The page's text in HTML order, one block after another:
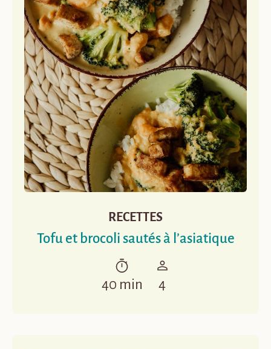
RECETTES
Tofu et brocoli sautés à l’asiatique
40 min 4